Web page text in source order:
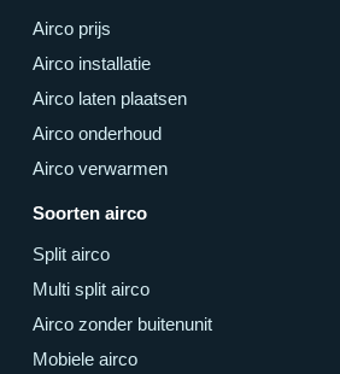
Airco prijs
Airco installatie
Airco laten plaatsen
Airco onderhoud
Airco verwarmen
Soorten airco
Split airco
Multi split airco
Airco zonder buitenunit
Mobiele airco